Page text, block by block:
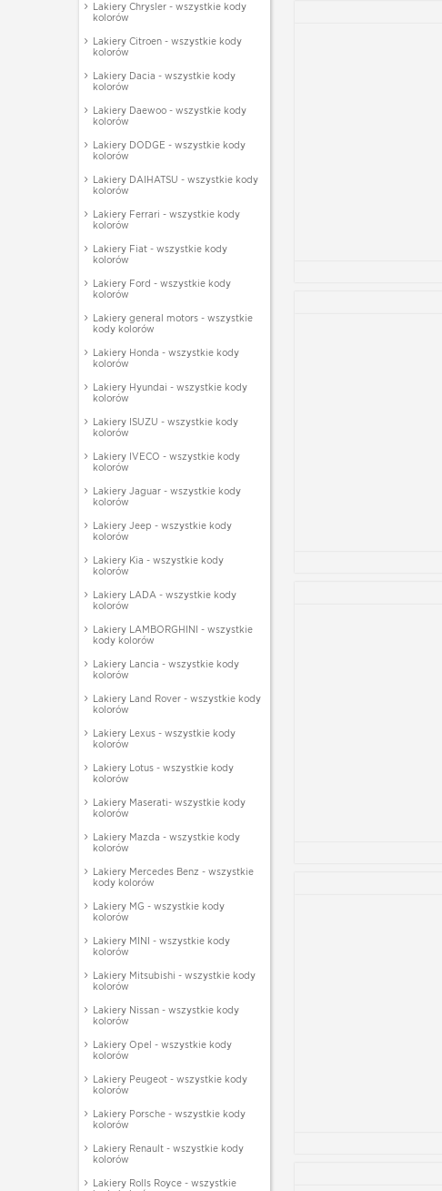
Lakiery Chrysler - wszystkie kody
kolorów
Lakiery Citroen - wszystkie kody
kolorów
Lakiery Dacia - wszystkie kody
kolorów
Lakiery Daewoo - wszystkie kody
kolorów
Lakiery DODGE - wszystkie kody
kolorów
Lakiery DAIHATSU - wszystkie kody
kolorów
Lakiery Ferrari - wszystkie kody
kolorów
Lakiery Fiat - wszystkie kody
kolorów
Lakiery Ford - wszystkie kody
kolorów
Lakiery general motors - wszystkie
kody kolorów
Lakiery Honda - wszystkie kody
kolorów
Lakiery Hyundai - wszystkie kody
kolorów
Lakiery ISUZU - wszystkie kody
kolorów
Lakiery IVECO - wszystkie kody
kolorów
Lakiery Jaguar - wszystkie kody
kolorów
Lakiery Jeep - wszystkie kody
kolorów
Lakiery Kia - wszystkie kody
kolorów
Lakiery LADA - wszystkie kody
kolorów
Lakiery LAMBORGHINI - wszystkie
kody kolorów
Lakiery Lancia - wszystkie kody
kolorów
Lakiery Land Rover - wszystkie kody
kolorów
Lakiery Lexus - wszystkie kody
kolorów
Lakiery Lotus - wszystkie kody
kolorów
Lakiery Maserati- wszystkie kody
kolorów
Lakiery Mazda - wszystkie kody
kolorów
Lakiery Mercedes Benz - wszystkie
kody kolorów
Lakiery MG - wszystkie kody
kolorów
Lakiery MINI - wszystkie kody
kolorów
Lakiery Mitsubishi - wszystkie kody
kolorów
Lakiery Nissan - wszystkie kody
kolorów
Lakiery Opel - wszystkie kody
kolorów
Lakiery Peugeot - wszystkie kody
kolorów
Lakiery Porsche - wszystkie kody
kolorów
Lakiery Renault - wszystkie kody
kolorów
Lakiery Rolls Royce - wszystkie